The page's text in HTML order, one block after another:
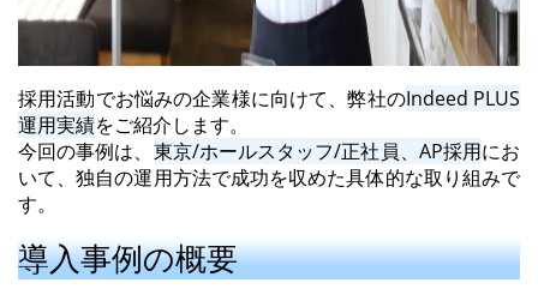
採用活動でお悩みの企業様に向けて、弊社のIndeed PLUS
運用実績をご紹介します。
今回の事例は、 東京/ホールスタッフ/正社員、AP採用にお
いて、独自の運用方法で成功を収めた具体的な取り組みで
す。
導入事例の概要